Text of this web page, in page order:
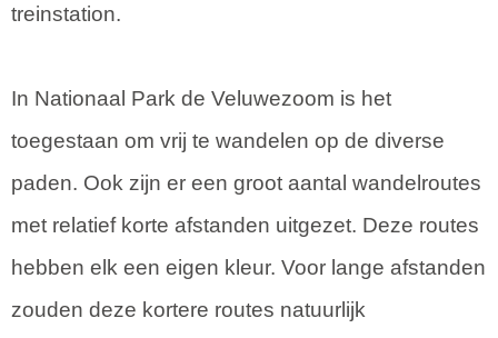
treinstation.
In Nationaal Park de Veluwezoom is het
toegestaan om vrij te wandelen op de diverse
paden. Ook zijn er een groot aantal wandelroutes
met relatief korte afstanden uitgezet. Deze routes
hebben elk een eigen kleur. Voor lange afstanden
zouden deze kortere routes natuurlijk